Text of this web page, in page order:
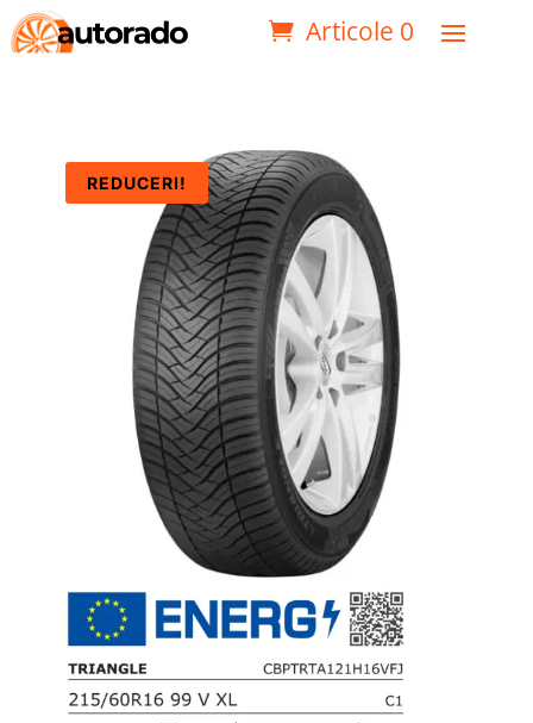
Articole 0
REDUCERI!